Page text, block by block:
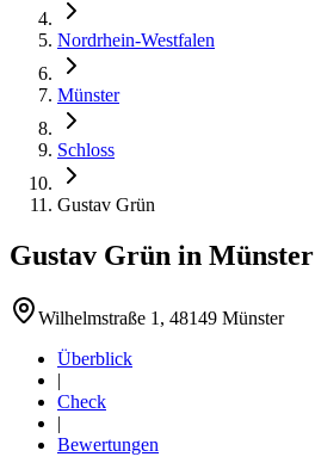
Nordrhein-Westfalen
Münster
Schloss
Gustav Grün
Gustav Grün in Münster
Wilhelmstraße 1, 48149 Münster
Überblick
|
Check
|
Bewertungen